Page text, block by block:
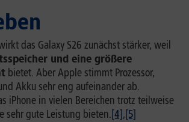
das Galaxy S26 zunächst stärker, weil
und eine größere
bietet. Aber Apple stimmt Prozessor,
Akku sehr eng aufeinander ab.
iPhone in vielen Bereichen trotz teilweise
sehr gute Leistung bieten.[4],[5]